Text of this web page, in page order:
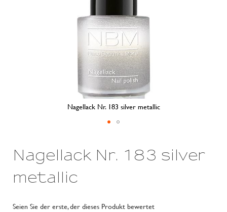
Nagellack Nr. 183 silver metallic
der
Bildergalerie
springen
Nagellack Nr. 183 silver
metallic
Seien Sie der erste, der dieses Produkt bewertet